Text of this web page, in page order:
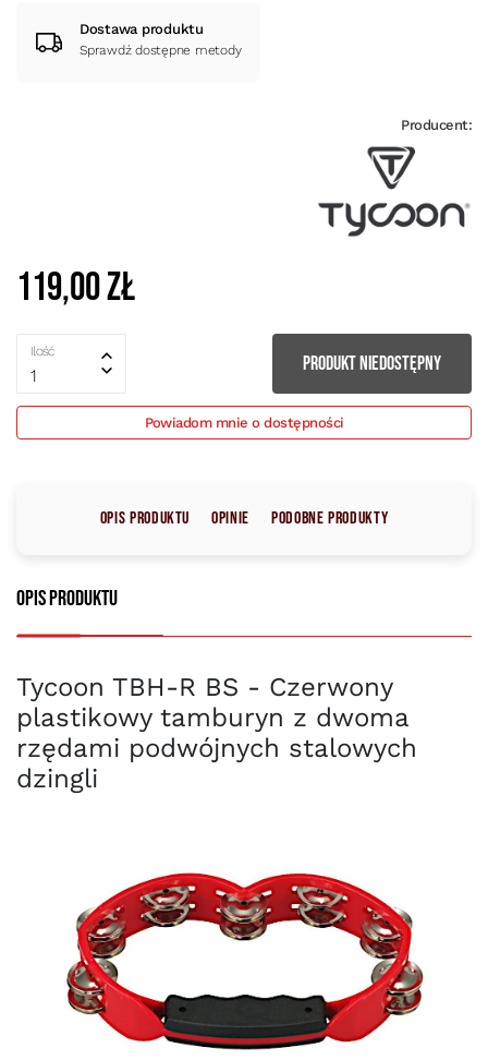
Dostawa produktu
Sprawdź dostępne metody
Producent:
119,00 zł
Ilość
1
PRODUKT NIEDOSTĘPNY
Powiadom mnie o dostępności
Opis produktu Opinie Podobne produkty
Opis produktu
Tycoon TBH-R BS - Czerwony
plastikowy tamburyn z dwoma
rzędami podwójnych stalowych
dzingli